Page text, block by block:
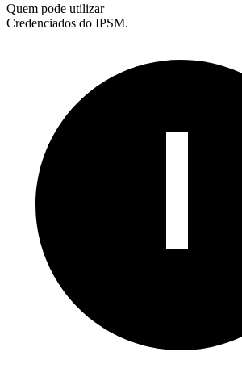
Quem pode utilizar
Credenciados do IPSM.